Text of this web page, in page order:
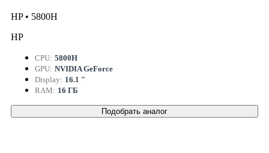
HP • 5800H
HP
CPU: 5800H
GPU: NVIDIA GeForce
Display: 16.1 "
RAM: 16 ГБ
Подобрать аналог